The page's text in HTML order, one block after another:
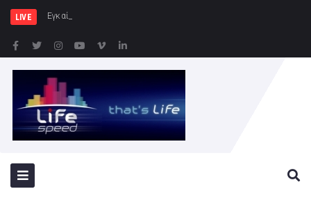
LIVE Εγκαίνια Νέων Ξενώνων στη